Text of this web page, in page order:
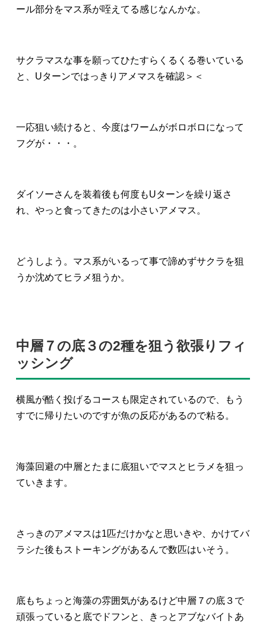
ール部分をマス系が咥えてる感じなんかな。
サクラマスな事を願ってひたすらくるくる巻いている
と、Uターンではっきりアメマスを確認＞＜
一応狙い続けると、今度はワームがボロボロになって
フグが・・・。
ダイソーさんを装着後も何度もUターンを繰り返さ
れ、やっと食ってきたのは小さいアメマス。
どうしよう。マス系がいるって事で諦めずサクラを狙
うか沈めてヒラメ狙うか。
中層７の底３の2種を狙う欲張りフィ
ッシング
横風が酷く投げるコースも限定されているので、もう
すでに帰りたいのですが魚の反応があるので粘る。
海藻回避の中層とたまに底狙いでマスとヒラメを狙っ
ていきます。
さっきのアメマスは1匹だけかなと思いきや、かけてバ
ラシた後もストーキングがあるんで数匹はいそう。
底もちょっと海藻の雰囲気があるけど中層７の底３で
頑張っていると底でドフンと、きっとアブなバイトあ